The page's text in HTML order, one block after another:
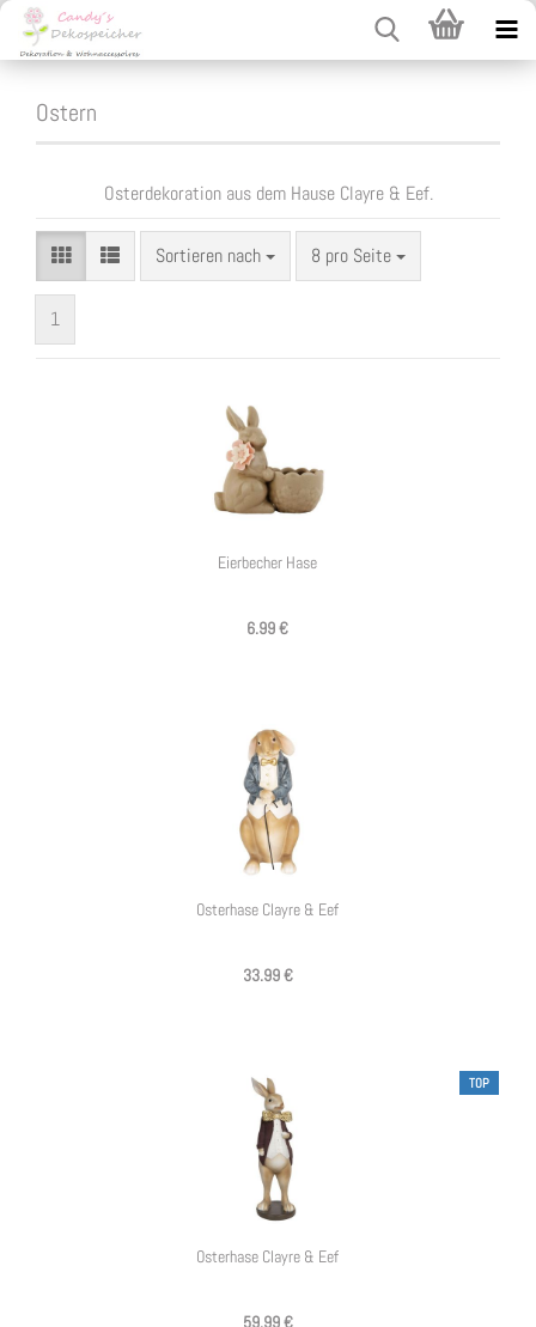
Ostern
Osterdekoration aus dem Hause Clayre & Eef.
Sortieren nach
Sortieren nach 8 pro Seite
pro Seite
1
Eierbecher Hase
6.99 €
Osterhase Clayre & Eef
33.99 €
TOP
Osterhase Clayre & Eef
59.99 €